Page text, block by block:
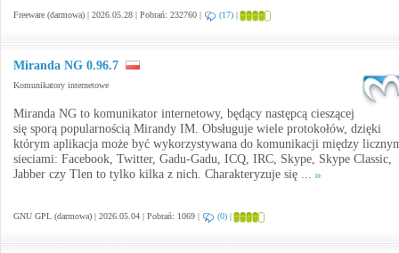
Freeware (darmowa) | 2026.05.28 | Pobrań: 232760 | (17) |
Miranda NG 0.96.7
Komunikatory internetowe
Miranda NG to komunikator internetowy, będący następcą cieszącej
się sporą popularnością Mirandy IM. Obsługuje wiele protokołów, dzięki
którym aplikacja może być wykorzystywana do komunikacji między
sieciami: Facebook, Twitter, Gadu-Gadu, ICQ, IRC, Skype, Skype Classic,
Jabber czy Tlen to tylko kilka z nich. Charakteryzuje się ...
GNU GPL (darmowa) | 2026.05.04 | Pobrań: 1069 | (0) |